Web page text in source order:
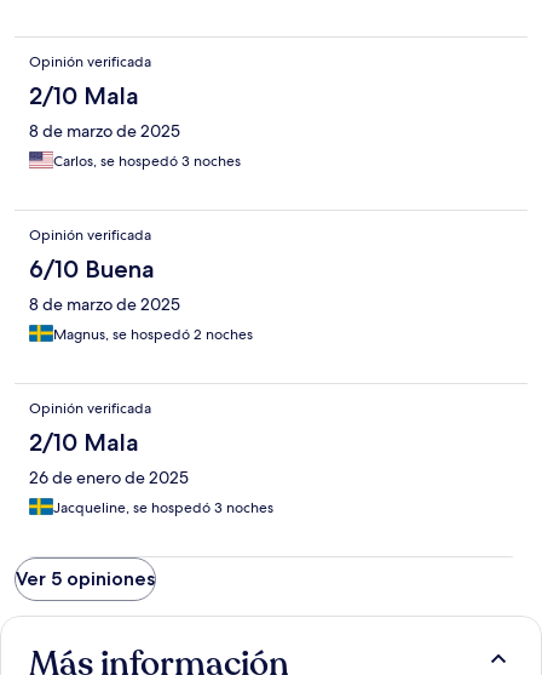
Opinión verificada
2/10 Mala
8 de marzo de 2025
Carlos, se hospedó 3 noches
Opinión verificada
6/10 Buena
8 de marzo de 2025
Magnus, se hospedó 2 noches
Opinión verificada
2/10 Mala
26 de enero de 2025
Jacqueline, se hospedó 3 noches
Ver 5 opiniones
Más información